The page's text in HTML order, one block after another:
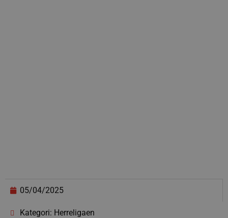
05/04/2025
Kategori: Herreligaen